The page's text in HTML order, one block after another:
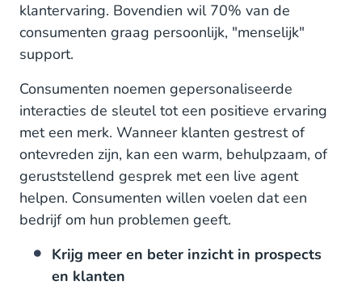
klantervaring. Bovendien wil 70% van de
consumenten graag persoonlijk, "menselijk"
support.
Consumenten noemen gepersonaliseerde
interacties de sleutel tot een positieve ervaring
met een merk. Wanneer klanten gestrest of
ontevreden zijn, kan een warm, behulpzaam, of
geruststellend gesprek met een live agent
helpen. Consumenten willen voelen dat een
bedrijf om hun problemen geeft.
Krijg meer en beter inzicht in prospects
en klanten